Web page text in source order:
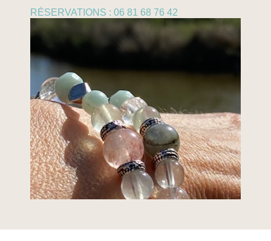
RÉSERVATIONS : 06 81 68 76 42